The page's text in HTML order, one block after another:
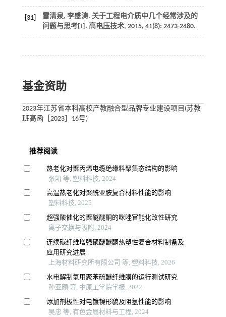
[31]
雷清泉, 李盛涛. 关于工程电介质中几个经常涉及的
问题与思考[J]. 高电压技术, 2015, 41(8): 2473-2480.
基金资助
2023年江苏省本科高校产教融合型品牌专业建设项目(苏教
班高函［2023］16号)